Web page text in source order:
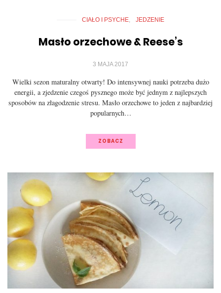
CIAŁO I PSYCHE JEDZENIE
Masło orzechowe & Reese’s
3 MAJA 2017
Wielki sezon maturalny otwarty! Do intensywnej nauki potrzeba dużo
energii, a zjedzenie czegoś pysznego może być jednym z najlepszych
sposobów na złagodzenie stresu. Masło orzechowe to jeden z najbardziej
popularnych…
ZOBACZ